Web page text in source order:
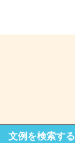
文例を検索する